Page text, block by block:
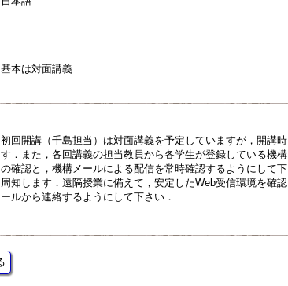
基本は対面講義
初回開講（千島担当）は対面講義を予定していますが，開講
す．また，各回講義の担当教員から各学生が登録している機
の確認と，機構メールによる配信を常時確認するようにして
周知します．遠隔授業に備えて，安定したWeb受信環境を確
ールから連絡するようにして下さい．